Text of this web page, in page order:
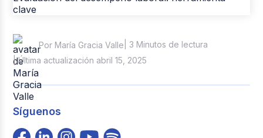
Reclutamiento y Selección
Por María Gracia Valle | 3 Minutos de lectura
| Última actualización abril 15, 2025
Síguenos